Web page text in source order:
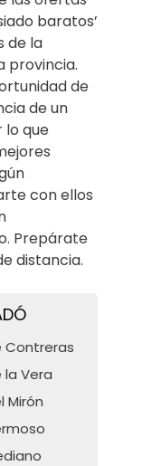
baratos’
de la
provincia.
de
de un
lo que
con ellos
Prepárate
distancia.
Contreras
Vera
Mirón